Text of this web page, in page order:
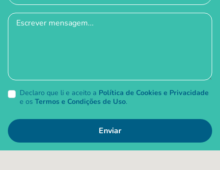
Declaro que li e aceito a Política de Cookies e Privacidade
e os Termos e Condições de Uso.
Enviar